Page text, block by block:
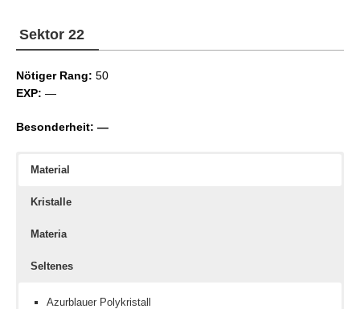
Assassinen III
Assassinen V
Sektor 22
Nötiger Rang: 50
EXP: —
Besonderheit: —
Material
Kristalle
Materia
Seltenes
Azurblauer Polykristall